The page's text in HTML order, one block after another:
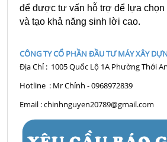
để được tư vấn hỗ trợ để lựa chọn
và tạo khả năng sinh lời cao.
CÔNG TY CỔ PHẦN ĐẦU TƯ MÁY XÂY
Địa Chỉ : 1005 Quốc Lộ 1A Phường Thới
Hotline : Mr Chỉnh - 0968972839
Email : chinhnguyen20789@gmail.com